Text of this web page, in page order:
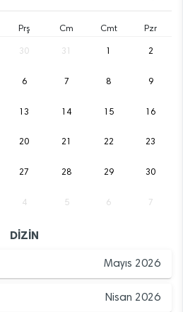
Prş Cm Cmt Pzr
30 31 2
6 7 8 9
13 14 15 16
20 21 22 23
27 28 29 30
4 5 6 7
DİZİN
Mayıs 2026
Nisan 2026